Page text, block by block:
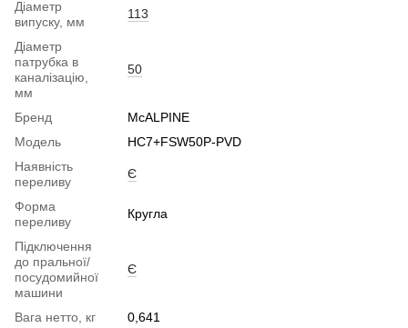
Діаметр
випуску, мм
113
Діаметр
патрубка в
каналізацію,
мм
50
Бренд
McALPINE
Модель
HC7+FSW50P-PVD
Наявність
переливу
Є
Форма
переливу
Кругла
Підключення
до пральної/
посудомийної
машини
Є
Вага нетто, кг
0,641